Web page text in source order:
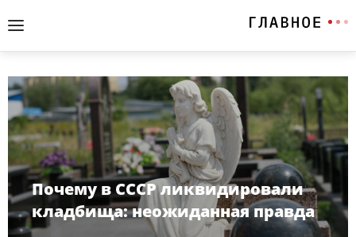
Почему в СССР ликвидировали
кладбища: неожиданная правда